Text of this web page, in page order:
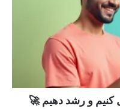
کنیم و رشد دهیم 🚀